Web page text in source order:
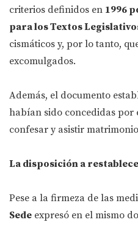
criterios definidos en 1996
para los Textos
cismáticos y, por lo tanto,
excomulgados.
Además, el documento
habían sido concedidas por
confesar y asistir
La disposición a
Pese a la firmeza de las
Sede expresó en el mismo